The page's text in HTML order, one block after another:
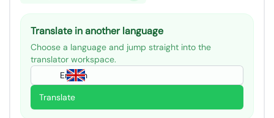
Translate in another language
Choose a language and jump straight into the
translator workspace.
English
Translate